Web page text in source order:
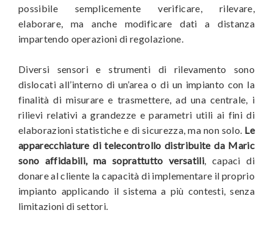
possibile semplicemente verificare, rilevare,
elaborare, ma anche modificare dati a distanza
impartendo operazioni di regolazione.
Diversi sensori e strumenti di rilevamento sono
dislocati all’interno di un’area o di un impianto con la
finalità di misurare e trasmettere, ad una centrale, i
rilievi relativi a grandezze e parametri utili ai fini di
elaborazioni statistiche e di sicurezza, ma non solo. Le
apparecchiature di telecontrollo distribuite da Maric
sono affidabili, ma soprattutto versatili, capaci di
donare al cliente la capacità di implementare il proprio
impianto applicando il sistema a più contesti, senza
limitazioni di settori.